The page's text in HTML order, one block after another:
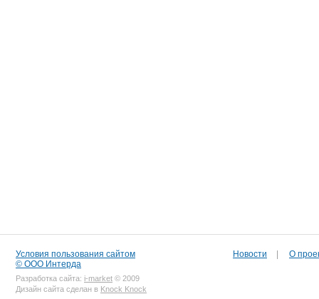
Условия пользования сайтом
© ООО Интерда
Разработка сайта: i-market © 2009
Дизайн сайта сделан в Knock Knock
Новости О